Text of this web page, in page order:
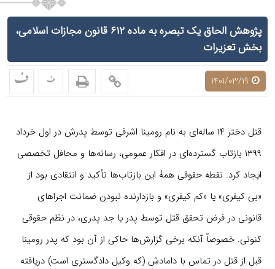
پژوهش الحاق یک تبصره به ماده ۶۱۲ قانون مجازات اسلامی،
بخش تعزیرات
ف ف
قتل دختر ۱۴ ساله‌ای به نام رومینا اشرفی توسط پدرش در اول خرداد
۱۳۹۹ بازتاب گسترده‌ای در افکار عمومی، رسانه‌ها و محافل تخصصی
ایجاد کرد. نقطه حقوقی همۀ این بازتاب‌ها تأکید و انتقادی بود از
«بی کیفری» یا «کم کیفری» و بازدارنده نبودن ضمانت اجراهای
قانونی در فرض تحقق قتل توسط پدر یا جد پدری، در نظم حقوقی
کنونی. خصوصاً آنکه برخی گزارش‌ها حاکی از آن بود که پدر رومینا
قبل از قتل در تماس با دامادش (که وکیل دادگستری است) دریافته